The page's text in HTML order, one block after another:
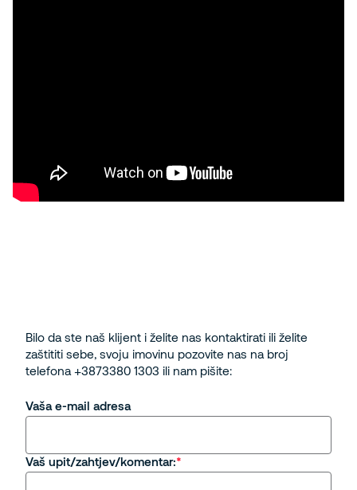
Bilo da ste naš klijent i želite nas kontaktirati ili želite
zaštititi sebe, svoju imovinu pozovite nas na broj
telefona +3873380 1303 ili nam pišite:
Vaša e-mail adresa
Vaš upit/zahtjev/komentar: